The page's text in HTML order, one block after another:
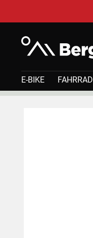
E-BIKE FAHRRAD